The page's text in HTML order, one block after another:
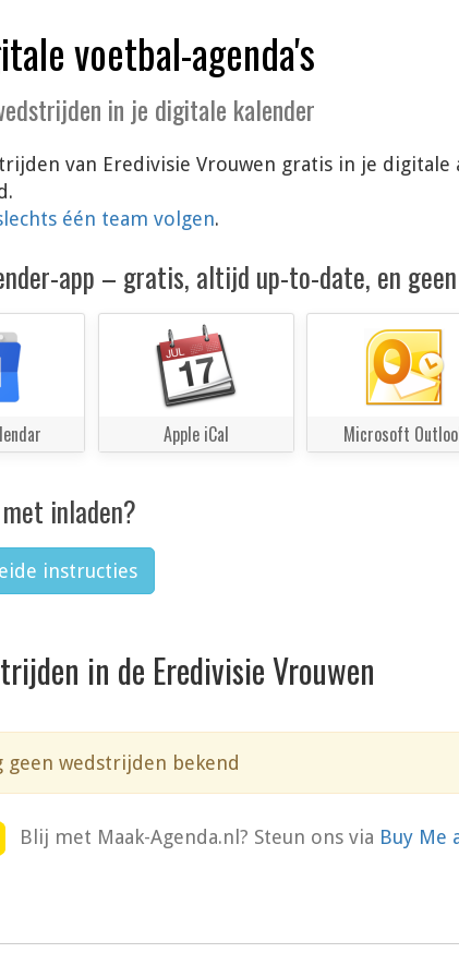
voetbal-agenda's
in je digitale kalender
van Eredivisie Vrouwen gratis in je
één team volgen.
app – gratis, altijd up-to-date, en
Apple iCal Microsoft
inladen?
instructies
in de Eredivisie Vrouwen
geen wedstrijden bekend
Blij met Maak-Agenda.nl? Steun ons via Buy Me